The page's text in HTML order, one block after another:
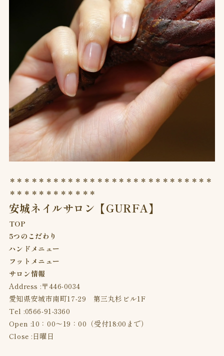
＊＊＊＊＊＊＊＊＊＊＊＊＊＊＊＊＊＊＊＊＊＊＊＊＊＊＊＊
＊＊＊＊＊＊＊＊＊＊＊＊
安城ネイルサロン【GURFA】
TOP
5つのこだわり
ハンドメニュー
フットメニュー
サロン情報
Address :〒446-0034
愛知県安城市南町17-29 第三丸杉ビル1F
Tel :0566-91-3360
Open :10：00〜19：00（受付18:00まで）
Close :日曜日